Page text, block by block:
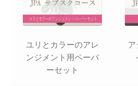
ユリとカラーのアレ
ンジメント用ペーパ
ーセット